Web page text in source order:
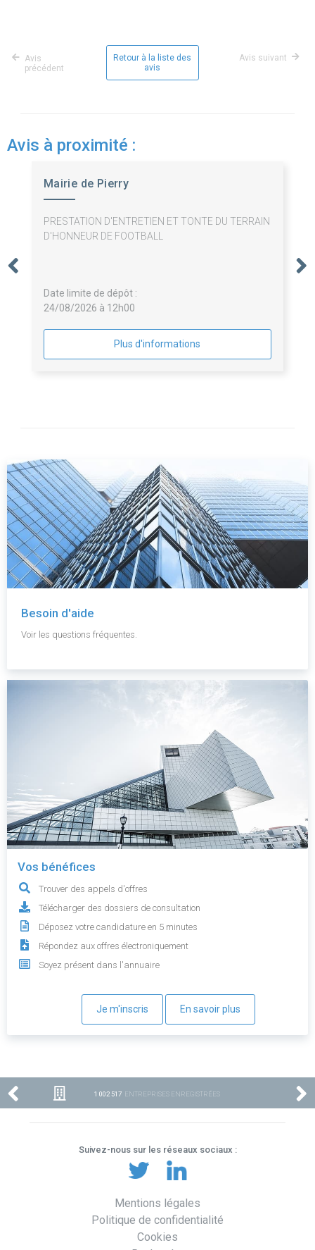
Avis
précédent
Retour à la liste des
avis
Avis suivant
Avis à proximité :
Mairie de Pierry
PRESTATION D'ENTRETIEN ET TONTE DU TERRAIN
D'HONNEUR DE FOOTBALL
Date limite de dépôt :
24/08/2026 à 12h00
Plus d'informations
Besoin d'aide
Voir les questions fréquentes.
Vos bénéfices
Trouver des appels d'offres
Télécharger des dossiers de consultation
Déposez votre candidature en 5 minutes
Répondez aux offres électroniquement
Soyez présent dans l'annuaire
Je m'inscris En savoir plus
1 002 517 ENTREPRISES ENREGISTRÉES
Suivez-nous sur les réseaux sociaux :
Mentions légales
Politique de confidentialité
Cookies